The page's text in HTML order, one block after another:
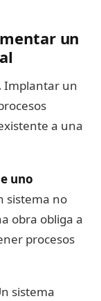
un
Implantar un
a una
uno
sistema no
obra obliga a
procesos
sistema